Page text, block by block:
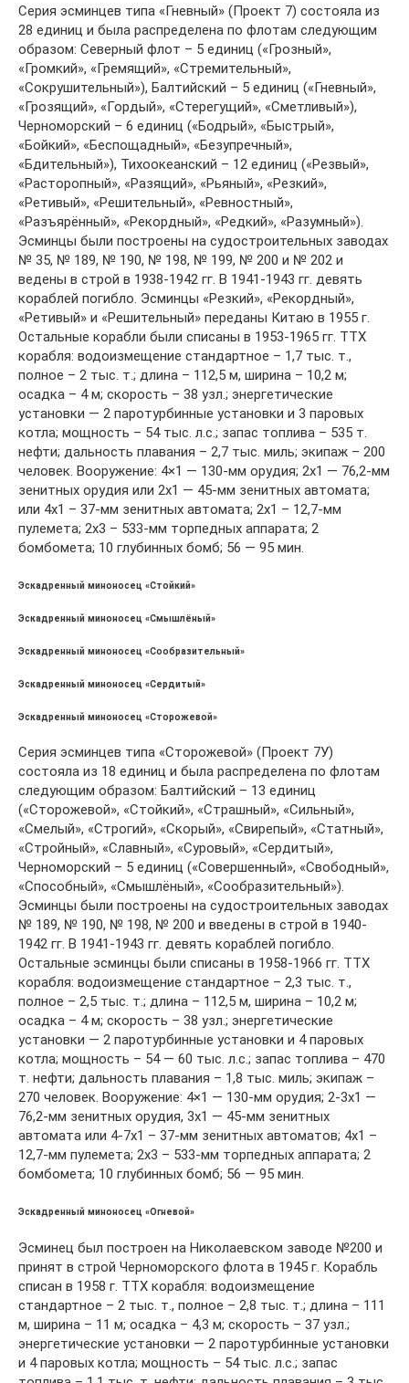
Серия эсминцев типа «Гневный» (Проект 7) состояла из
28 единиц и была распределена по флотам следующим
образом: Северный флот – 5 единиц («Грозный»,
«Громкий», «Гремящий», «Стремительный»,
«Сокрушительный»), Балтийский – 5 единиц («Гневный»,
«Грозящий», «Гордый», «Стерегущий», «Сметливый»),
Черноморский – 6 единиц («Бодрый», «Быстрый»,
«Бойкий», «Беспощадный», «Безупречный»,
«Бдительный»), Тихоокеанский – 12 единиц («Резвый»,
«Расторопный», «Разящий», «Рьяный», «Резкий»,
«Ретивый», «Решительный», «Ревностный»,
«Разъярённый», «Рекордный», «Редкий», «Разумный»).
Эсминцы были построены на судостроительных заводах
№ 35, № 189, № 190, № 198, № 199, № 200 и № 202 и
ведены в строй в 1938-1942 гг. В 1941-1943 гг. девять
кораблей погибло. Эсминцы «Резкий», «Рекордный»,
«Ретивый» и «Решительный» переданы Китаю в 1955 г.
Остальные корабли были списаны в 1953-1965 гг. ТТХ
корабля: водоизмещение стандартное – 1,7 тыс. т.,
полное – 2 тыс. т.; длина – 112,5 м, ширина – 10,2 м;
осадка – 4 м; скорость – 38 узл.; энергетические
установки — 2 паротурбинные установки и 3 паровых
котла; мощность – 54 тыс. л.с.; запас топлива – 535 т.
нефти; дальность плавания – 2,7 тыс. миль; экипаж – 200
человек. Вооружение: 4×1 — 130-мм орудия; 2х1 — 76,2-мм
зенитных орудия или 2х1 — 45-мм зенитных автомата;
или 4х1 – 37-мм зенитных автомата; 2х1 – 12,7-мм
пулемета; 2х3 – 533-мм торпедных аппарата; 2
бомбомета; 10 глубинных бомб; 56 — 95 мин.
Эскадренный миноносец «Стойкий»
Эскадренный миноносец «Смышлёный»
Эскадренный миноносец «Сообразительный»
Эскадренный миноносец «Сердитый»
Эскадренный миноносец «Сторожевой»
Серия эсминцев типа «Сторожевой» (Проект 7У)
состояла из 18 единиц и была распределена по флотам
следующим образом: Балтийский – 13 единиц
(«Сторожевой», «Стойкий», «Страшный», «Сильный»,
«Смелый», «Строгий», «Скорый», «Свирепый», «Статный»,
«Стройный», «Славный», «Суровый», «Сердитый»,
Черноморский – 5 единиц («Совершенный», «Свободный»,
«Способный», «Смышлёный», «Сообразительный»).
Эсминцы были построены на судостроительных заводах
№ 189, № 190, № 198, № 200 и введены в строй в 1940-
1942 гг. В 1941-1943 гг. девять кораблей погибло.
Остальные эсминцы были списаны в 1958-1966 гг. ТТХ
корабля: водоизмещение стандартное – 2,3 тыс. т.,
полное – 2,5 тыс. т.; длина – 112,5 м, ширина – 10,2 м;
осадка – 4 м; скорость – 38 узл.; энергетические
установки — 2 паротурбинные установки и 4 паровых
котла; мощность – 54 — 60 тыс. л.с.; запас топлива – 470
т. нефти; дальность плавания – 1,8 тыс. миль; экипаж –
270 человек. Вооружение: 4×1 — 130-мм орудия; 2-3х1 —
76,2-мм зенитных орудия, 3х1 — 45-мм зенитных
автомата или 4-7х1 – 37-мм зенитных автоматов; 4х1 –
12,7-мм пулемета; 2х3 – 533-мм торпедных аппарата; 2
бомбомета; 10 глубинных бомб; 56 — 95 мин.
Эскадренный миноносец «Огневой»
Эсминец был построен на Николаевском заводе №200 и
принят в строй Черноморского флота в 1945 г. Корабль
списан в 1958 г. ТТХ корабля: водоизмещение
стандартное – 2 тыс. т., полное – 2,8 тыс. т.; длина – 111
м, ширина – 11 м; осадка – 4,3 м; скорость – 37 узл.;
энергетические установки — 2 паротурбинные установки
и 4 паровых котла; мощность – 54 тыс. л.с.; запас